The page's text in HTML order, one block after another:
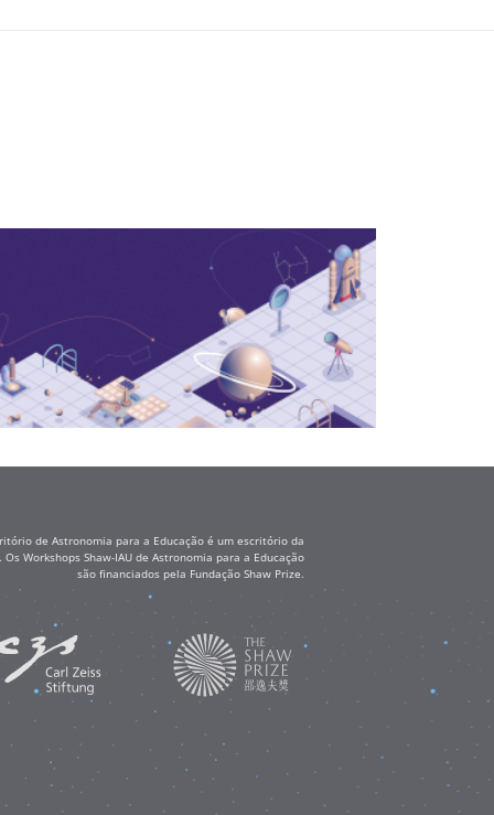
de Astronomia para a Educação é um escritório da
Workshops Shaw-IAU de Astronomia para a Educação
são financiados pela Fundação Shaw Prize.